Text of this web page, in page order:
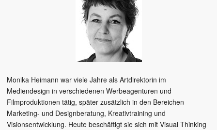
Monika Heimann war viele Jahre als Artdirektorin im
Mediendesign in verschiedenen Werbeagenturen und
Filmproduktionen tätig, später zusätzlich in den Bereichen
Marketing- und Designberatung, Kreativtraining und
Visionsentwicklung. Heute beschäftigt sie sich mit Visual Thinking